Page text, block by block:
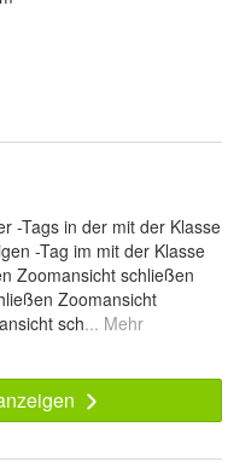
-Tags in der mit der Klasse
-Tag im mit der Klasse
Zoomansicht schließen
Zoomansicht
sch... Mehr